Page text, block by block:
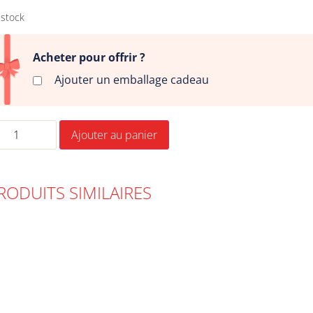
Acheter pour offrir ?
Ajouter un emballage cadeau
Ajouter au panier
SIMILAIRES